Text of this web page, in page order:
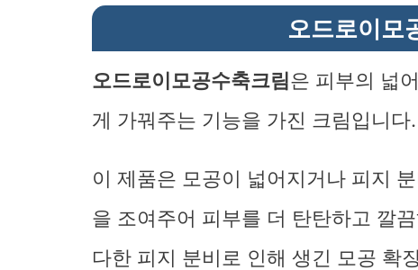
오드로이모
오드로이모공수축크림은 피부의 넓
게 가꿔주는 기능을 가진 크림입니다.
이 제품은 모공이 넓어지거나 피지
을 조여주어 피부를 더 탄탄하고 깔
다한 피지 분비로 인해 생긴 모공 확